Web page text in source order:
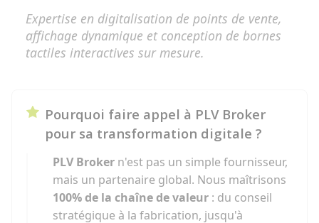
Expertise en digitalisation de points de vente,
affichage dynamique et conception de bornes
tactiles interactives sur mesure.
Pourquoi faire appel à PLV Broker
pour sa transformation digitale ?
PLV Broker n'est pas un simple fournisseur,
mais un partenaire global. Nous maîtrisons
100% de la chaîne de valeur : du conseil
stratégique à la fabrication, jusqu'à